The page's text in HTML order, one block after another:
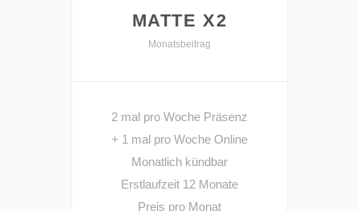
MATTE X2
Monatsbeitrag
2 mal pro Woche Präsenz
+ 1 mal pro Woche Online
Monatlich kündbar
Erstlaufzeit 12 Monate
Preis pro Monat